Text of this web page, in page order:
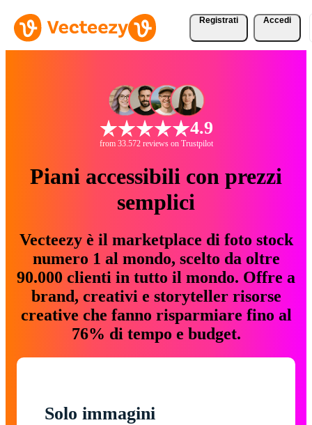
Registrati Accedi
4.9
from 33.572 reviews on Trustpilot
Piani accessibili con prezzi
semplici
Vecteezy è il marketplace di foto stock
numero 1 al mondo, scelto da oltre
90.000 clienti in tutto il mondo. Offre a
brand, creativi e storyteller risorse
creative che fanno risparmiare fino al
76% di tempo e budget.
Solo immagini